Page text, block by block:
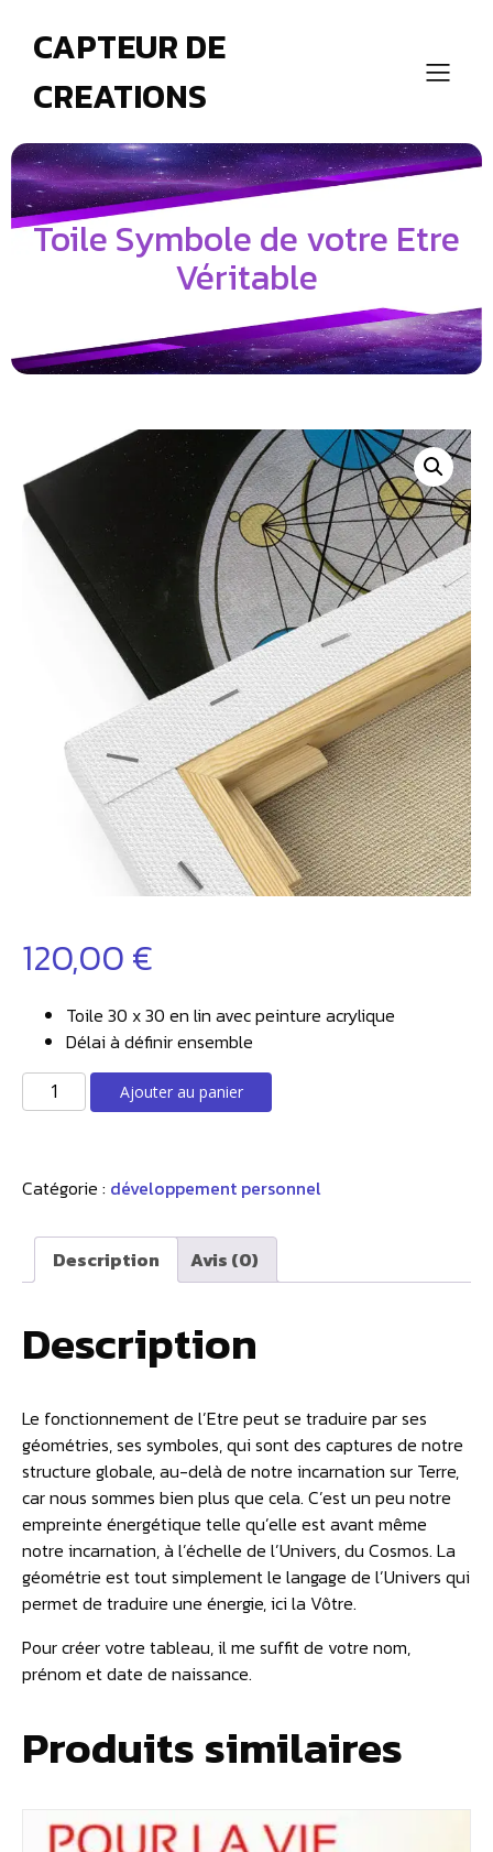
CAPTEUR DE
CREATIONS
Toile Symbole de votre Etre
Véritable
120,00€
Toile 30 x 30 en lin avec peinture acrylique
Délai à définir ensemble
quantité
de
de
Etre
Véritable
Ajouter au panier
Catégorie : développement personnel
Description Avis (0)
Description
Le fonctionnement de l’Etre peut se traduire par ses
géométries, ses symboles, qui sont des captures de notre
structure globale, au-delà de notre incarnation sur Terre,
car nous sommes bien plus que cela. C’est un peu notre
empreinte énergétique telle qu’elle est avant même
notre incarnation, à l’échelle de l’Univers, du Cosmos. La
géométrie est tout simplement le langage de l’Univers qui
permet de traduire une énergie, ici la Vôtre.
Pour créer votre tableau, il me suffit de votre nom,
prénom et date de naissance.
Produits similaires